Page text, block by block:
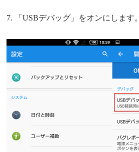
7. 「USBデバッグ」をオンにします。